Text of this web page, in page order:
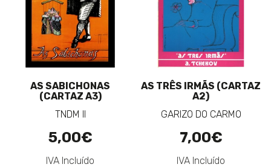
AS SABICHONAS
(CARTAZ A3)
TNDM II
5,00€
IVA Incluído
AS TRÊS IRMÃS (CARTAZ
A2)
GARIZO DO CARMO
7,00€
IVA Incluído